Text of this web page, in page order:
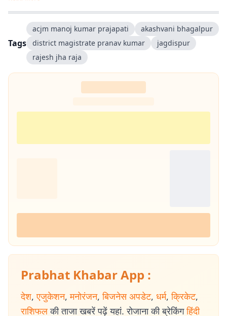
Tags
acjm manoj kumar prajapati
akashvani bhagalpur
district magistrate pranav kumar
jagdispur
rajesh jha raja
Prabhat Khabar App :
देश, एजुकेशन, मनोरंजन, बिजनेस अपडेट, धर्म, क्रिकेट,
राशिफल की ताजा खबरें पढ़ें यहां. रोजाना की ब्रेकिंग हिंदी